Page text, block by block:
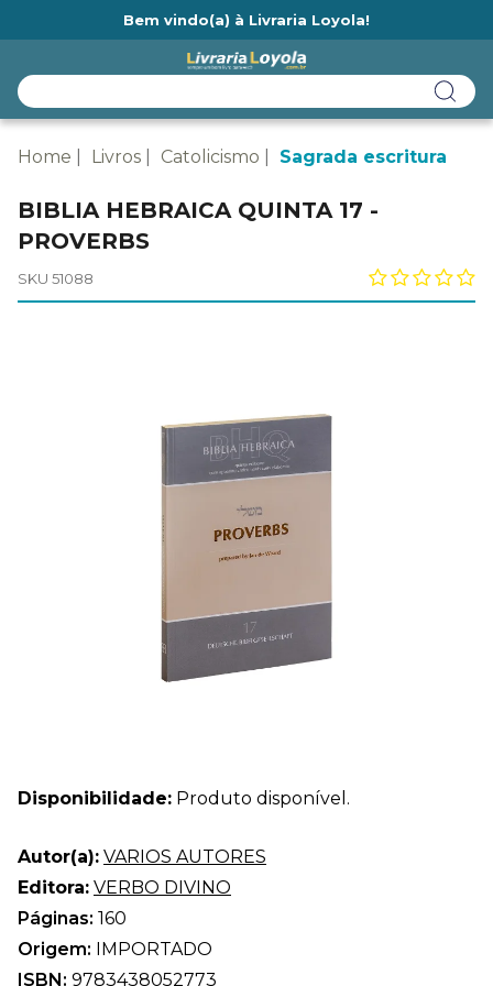
Bem vindo(a) à Livraria Loyola!
Home Livros Catolicismo Sagrada escritura
BIBLIA HEBRAICA QUINTA 17 -
PROVERBS
SKU 51088
Disponibilidade: Produto disponível.
Autor(a): VARIOS AUTORES
Editora: VERBO DIVINO
Páginas: 160
Origem: IMPORTADO
ISBN: 9783438052773